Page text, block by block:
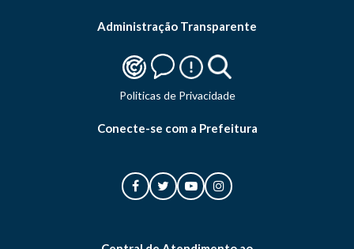
Administração Transparente
Politicas de Privacidade
Conecte-se com a Prefeitura